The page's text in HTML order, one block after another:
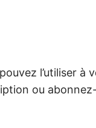
l’utiliser à
ou